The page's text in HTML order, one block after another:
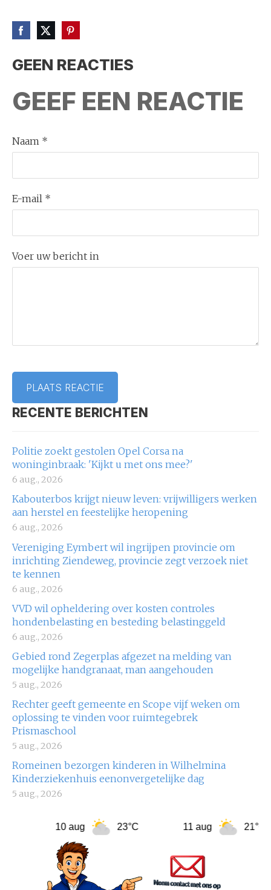
RECENTE BERICHTEN
Politie zoekt gestolen Opel Corsa na
woninginbraak: 'Kijkt u met ons mee?'
6 aug., 2026
Kabouterbos krijgt nieuw leven: vrijwilligers werken
aan herstel en feestelijke heropening
6 aug., 2026
Vereniging Eymbert wil ingrijpen provincie om
inrichting Ziendeweg, provincie zegt verzoek niet
te kennen
6 aug., 2026
VVD wil opheldering over kosten controles
hondenbelasting en besteding belastinggeld
6 aug., 2026
Gebied rond Zegerplas afgezet na melding van
mogelijke handgranaat, man aangehouden
5 aug., 2026
Rechter geeft gemeente en Scope vijf weken om
oplossing te vinden voor ruimtegebrek
Prismaschool
5 aug., 2026
Romeinen bezorgen kinderen in Wilhelmina
Kinderziekenhuis eenonvergetelijke dag
5 aug., 2026
10 aug 23°C 11 aug 21°C
GEEN REACTIES
GEEF EEN REACTIE
Naam *
E-mail *
Voer uw bericht in